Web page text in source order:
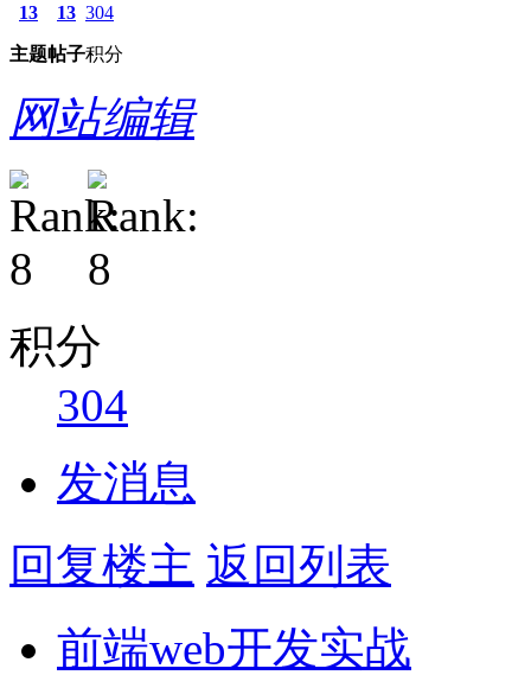
13
主题
13
帖子
304
积分
网站编辑
积分
304
发消息
回复楼主 返回列表
前端web开发实战